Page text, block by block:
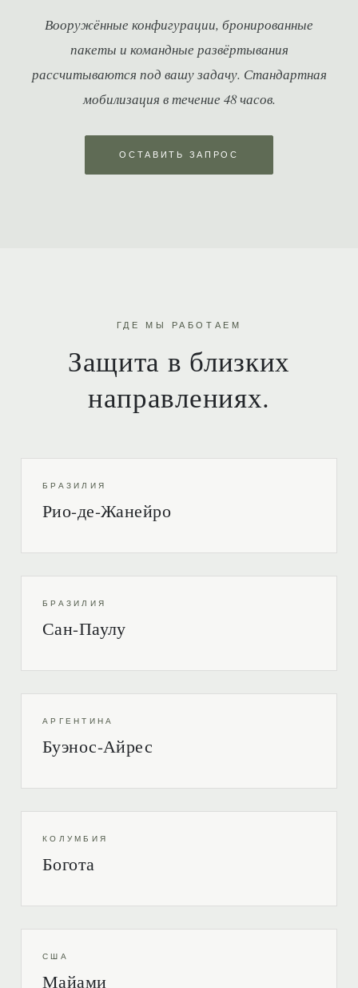
Вооружённые конфигурации, бронированные
пакеты и командные развёртывания
рассчитываются под вашу задачу. Стандартная
мобилизация в течение 48 часов.
ОСТАВИТЬ ЗАПРОС
ГДЕ МЫ РАБОТАЕМ
Защита в близких
направлениях.
БРАЗИЛИЯ
Рио-де-Жанейро
БРАЗИЛИЯ
Сан-Паулу
АРГЕНТИНА
Буэнос-Айрес
КОЛУМБИЯ
Богота
США
Майами